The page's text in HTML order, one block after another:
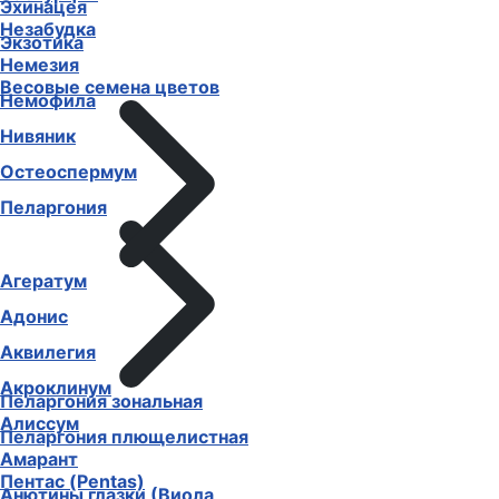
Незабудка
Немезия
Немофила
Нивяник
Остеоспермум
Пеларгония
Пеларгония зональная
Пеларгония плющелистная
Пентас (Pentas)
Эхинацея
Экзотика
Весовые семена цветов
Агератум
Адонис
Аквилегия
Акроклинум
Алиссум
Амарант
Анютины глазки (Виола